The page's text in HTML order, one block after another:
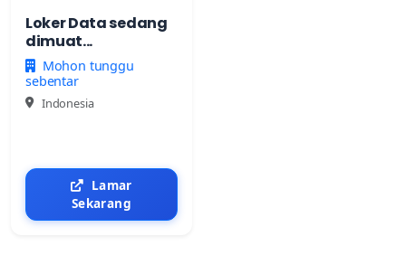
Loker Data sedang
dimuat...
Mohon tunggu
sebentar
Indonesia
Lamar
Sekarang